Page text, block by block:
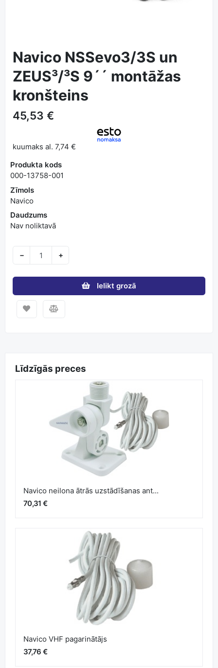
Navico NSSevo3/3S un
ZEUS³/³S 9´´ montāžas
kronšteins
45,53 €
kuumaks al. 7,74 €
Produkta kods
000-13758-001
Zīmols
Navico
Daudzums
Nav noliktavā
− +
Ielikt grozā
Līdzīgās preces
Navico neilona ātrās uzstādīšanas ant...
70,31 €
Navico VHF pagarinātājs
37,76 €